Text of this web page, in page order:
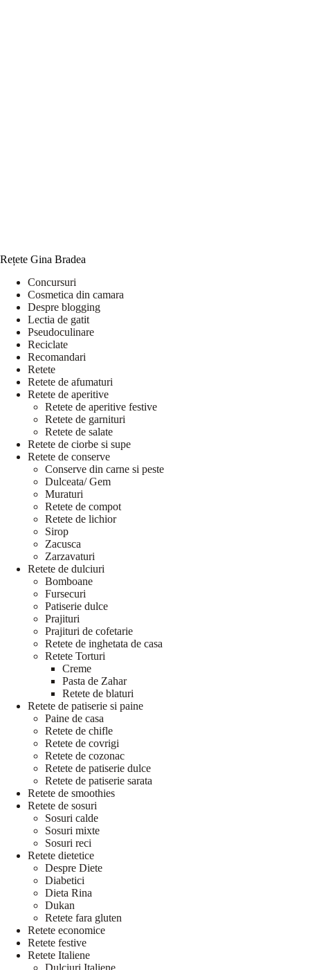
Rețete Gina Bradea
Concursuri
Cosmetica din camara
Despre blogging
Lectia de gatit
Pseudoculinare
Reciclate
Recomandari
Retete
Retete de afumaturi
Retete de aperitive
Retete de aperitive festive
Retete de garnituri
Retete de salate
Retete de ciorbe si supe
Retete de conserve
Conserve din carne si peste
Dulceata/ Gem
Muraturi
Retete de compot
Retete de lichior
Sirop
Zacusca
Zarzavaturi
Retete de dulciuri
Bomboane
Fursecuri
Patiserie dulce
Prajituri
Prajituri de cofetarie
Retete de inghetata de casa
Retete Torturi
Creme
Pasta de Zahar
Retete de blaturi
Retete de patiserie si paine
Paine de casa
Retete de chifle
Retete de covrigi
Retete de cozonac
Retete de patiserie dulce
Retete de patiserie sarata
Retete de smoothies
Retete de sosuri
Sosuri calde
Sosuri mixte
Sosuri reci
Retete dietetice
Despre Diete
Diabetici
Dieta Rina
Dukan
Retete fara gluten
Retete economice
Retete festive
Retete Italiene
Dulciuri Italiene